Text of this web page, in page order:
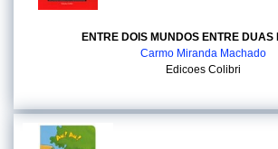
ENTRE DOIS MUNDOS ENTRE DUAS
Carmo Miranda Machado
Edicoes Colibri